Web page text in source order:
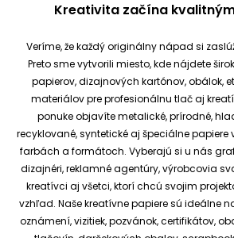
Kreativita začína
Veríme, že každý originálny nápad si
Preto sme vytvorili miesto, kde nájdete
papierov, dizajnových kartónov, obálok,
materiálov pre profesionálnu tlač aj
ponuke objavíte metalické, prírodné,
recyklované, syntetické aj špeciálne
farbách a formátoch. Vyberajú si u nás
dizajnéri, reklamné agentúry, výrobcovia
kreatívci aj všetci, ktorí chcú svojim
vzhľad. Naše kreatívne papiere sú ideálne
oznámení, vizitiek, pozvánok, certifikátov,